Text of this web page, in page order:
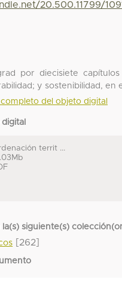
20.500.11799/
por diecisiete
y sostenibilidad,
del objeto digital
territ ...
siguiente(s)
[262]